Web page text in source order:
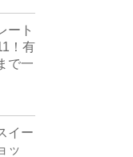
ート
！有
で一
イー
ッ